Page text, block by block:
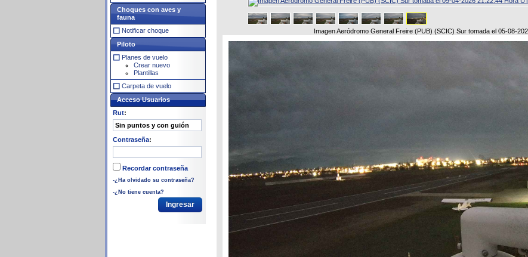
Imagen Aeródromo General Freire (PUB) (SCIC) Sur tomada el 05-08-
Choques con aves y
fauna
Notificar choque
Piloto
Planes de vuelo
Crear nuevo
Plantillas
Carpeta de vuelo
Acceso Usuarios
Rut:
Contraseña:
Recordar contraseña
-¿Ha olvidado su contraseña?
-¿No tiene cuenta?